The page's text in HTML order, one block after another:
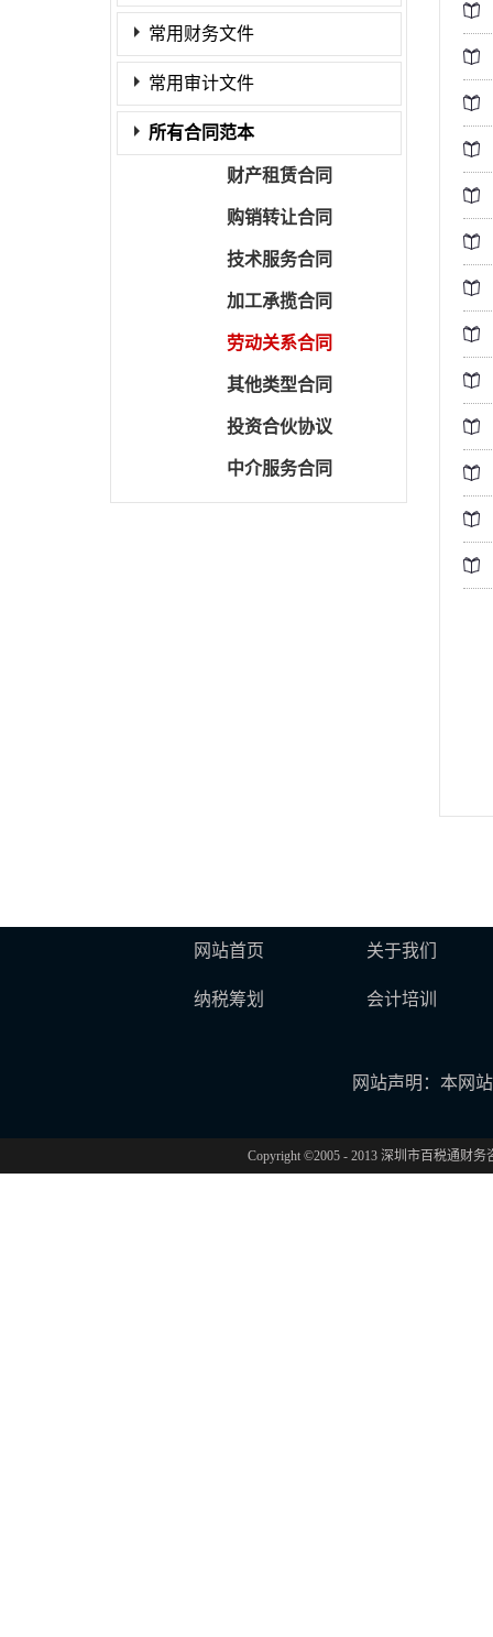
常用财务文件
常用审计文件
所有合同范本
财产租赁合同
购销转让合同
技术服务合同
加工承揽合同
劳动关系合同
其他类型合同
投资合伙协议
中介服务合同
网站首页 关于我们
纳税筹划 会计培训
网站声明：本网
Copyright ©2005 - 2013 深圳市百税通财务